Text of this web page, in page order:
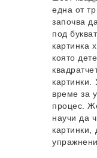
една от
започва
под
картинка
която
картинки.
време за
процес.
научи да